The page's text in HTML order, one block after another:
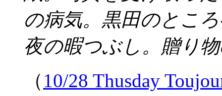
の病気。黒田のとこ
夜の暇つぶし。贈り
（ 10/28 Thusday